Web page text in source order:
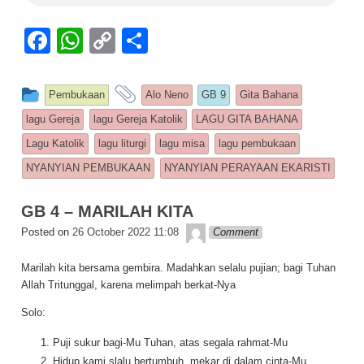
F
c
e
b
o
k
W
at
s
A
p
C
p
y
Li
n
ar
e
This entry was posted in
Pembukaan and tagged
Alo Neno GB 9
Gita Bahana
lagu Gereja
lagu Gereja Katolik
LAGU GITA BAHANA
Lagu Katolik
lagu liturgi lagu misa
lagu pembukaan
NYANYIAN PEMBUKAAN
NYANYIAN PERAYAAN EKARISTI
GB 4 – MARILAH KITA
Posted on 26 October 2022 11:08 Lapopp music
Comment
Marilah kita bersama gembira. Madahkan selalu pujian; bagi Tuhan
Allah Tritunggal, karena melimpah berkat-Nya
Solo:
Puji sukur bagi-Mu Tuhan, atas segala rahmat-Mu
Hidup kami slalu bertumbuh, mekar di dalam cinta-Mu